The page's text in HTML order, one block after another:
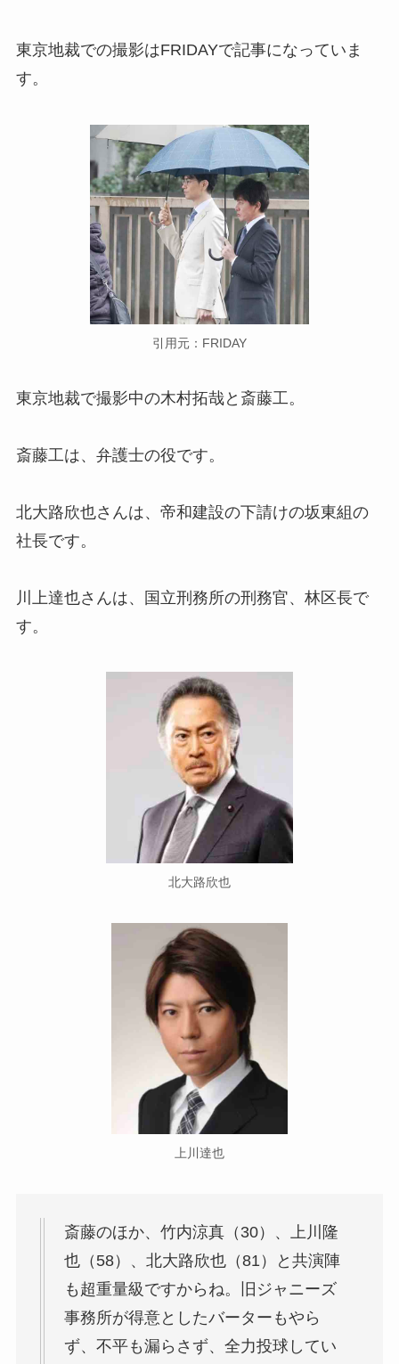
東京地裁での撮影はFRIDAYで記事になっていま
す。
引用元：FRIDAY
東京地裁で撮影中の木村拓哉と斎藤工。
斎藤工は、弁護士の役です。
北大路欣也さんは、帝和建設の下請けの坂東組の
社長です。
川上達也さんは、国立刑務所の刑務官、林区長で
す。
北大路欣也
上川達也
斎藤のほか、竹内涼真（30）、上川隆
也（58）、北大路欣也（81）と共演陣
も超重量級ですからね。旧ジャニーズ
事務所が得意としたバーターもやら
ず、不平も漏らさず、全力投球してい